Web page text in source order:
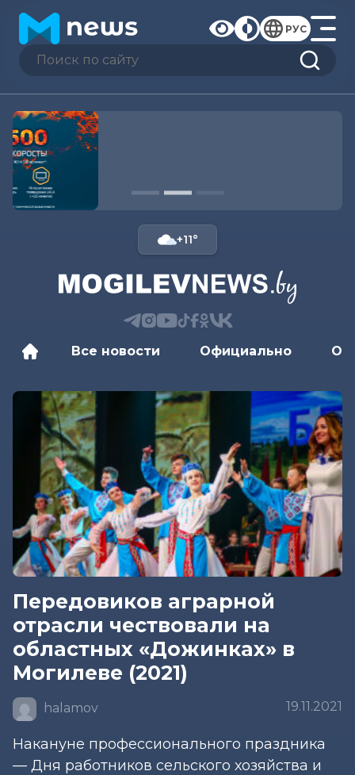
РУС
+11°
Все новости Официально
Передовиков аграрной
отрасли чествовали на
областных «Дожинках» в
Могилеве (2021)
halamov 19.11.2021
Накануне профессионального праздника
— Дня работников сельского хозяйства и